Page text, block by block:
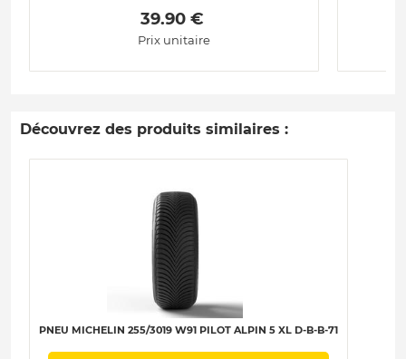
39.90 €
Prix unitaire
Découvrez des produits similaires :
PNEU MICHELIN 255/3019 W91 PILOT ALPIN 5 XL D-B-B-71